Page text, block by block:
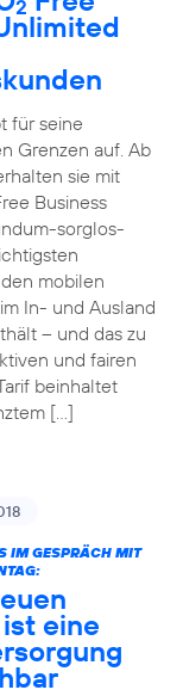
2
für seine
Grenzen auf. Ab
sie mit
Business
sorglos-
mobilen
In- und Ausland
– und das zu
und fairen
beinhaltet
[…]
IM GESPRÄCH MIT
eine